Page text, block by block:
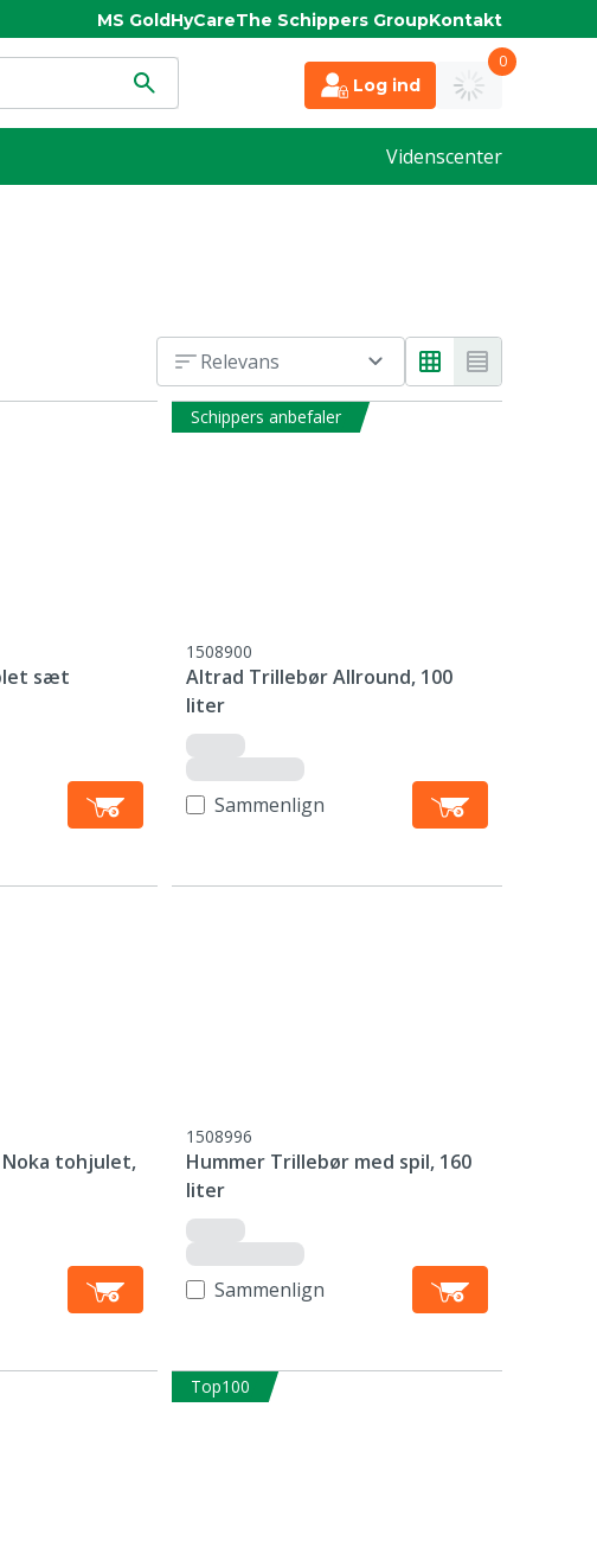
MS GoldHyCareThe Schippers GroupKontakt
Log ind
0
Videnscenter
Relevans
sæt
Schippers anbefaler
1508900
Altrad Trillebør Allround, 100
liter
Sammenlign
tohjulet,
1508996
Hummer Trillebør med spil, 160
liter
Sammenlign
Top100